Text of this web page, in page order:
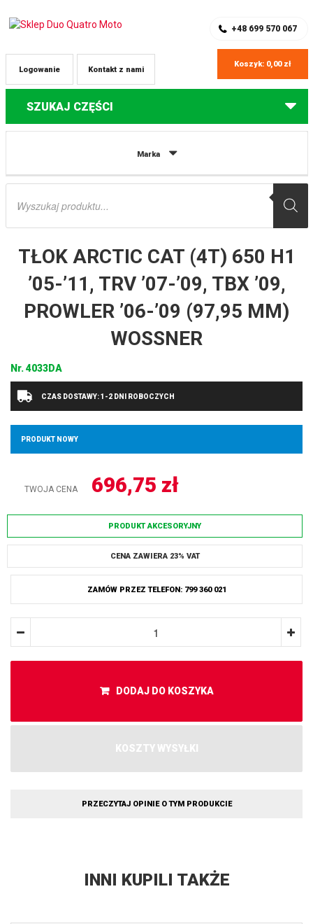
+48 699 570 067
Kontakt z nami
Logowanie
Koszyk: 0,00 zł
SZUKAJ CZĘŚCI
Marka
Wyszukiwarka
Części do quadów Arctic Cat
TŁOK ARCTIC CAT (4T) 650 H1
’05-’11, TRV ’07-’09, TBX ’09,
PROWLER ’06-’09 (97,95 MM)
WOSSNER
Nr.4033DA
CZAS DOSTAWY: 1-2 DNI ROBOCZYCH
PRODUKT NOWY
TWOJA CENA 696,75 zł
PRODUKT AKCESORYJNY
CENA ZAWIERA 23% VAT
ZAMÓW PRZEZ TELEFON: 799 360 021
DODAJ DO KOSZYKA
KOSZTY WYSYŁKI
PRZECZYTAJ OPINIE O TYM PRODUKCIE
INNI KUPILI TAKŻE